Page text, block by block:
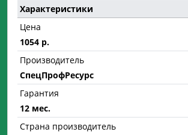
Характеристики
Цена
1054 р.
Производитель
СпецПрофРесурс
Гарантия
12 мес.
Страна производитель